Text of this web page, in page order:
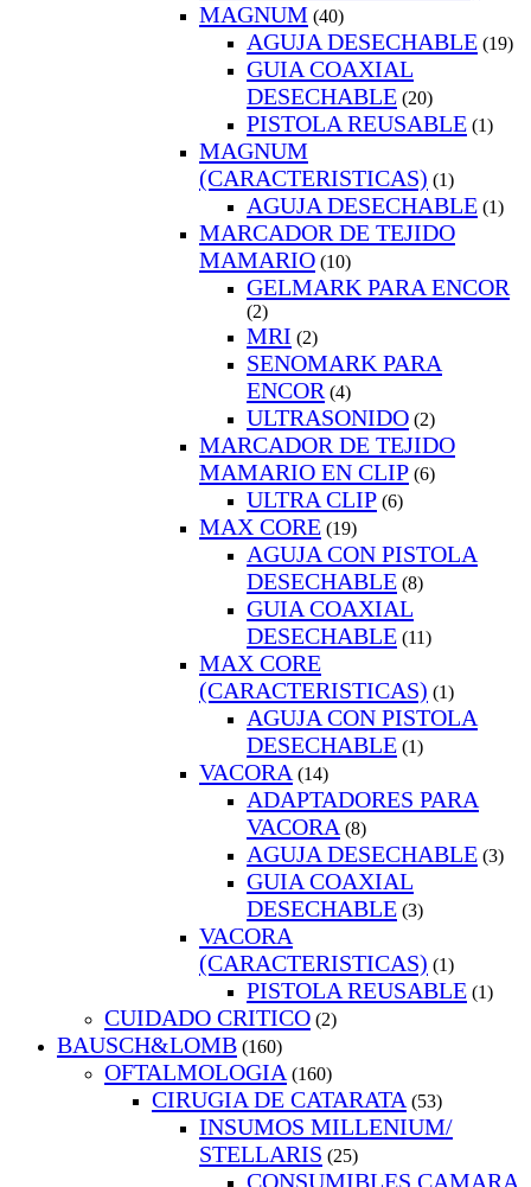
MAGNUM (40)
AGUJA DESECHABLE (19)
GUIA COAXIAL
DESECHABLE (20)
PISTOLA REUSABLE (1)
MAGNUM
(CARACTERISTICAS) (1)
AGUJA DESECHABLE (1)
MARCADOR DE TEJIDO
MAMARIO (10)
GELMARK PARA ENCOR
(2)
MRI (2)
SENOMARK PARA
ENCOR (4)
ULTRASONIDO (2)
MARCADOR DE TEJIDO
MAMARIO EN CLIP (6)
ULTRA CLIP (6)
MAX CORE (19)
AGUJA CON PISTOLA
DESECHABLE (8)
GUIA COAXIAL
DESECHABLE (11)
MAX CORE
(CARACTERISTICAS) (1)
AGUJA CON PISTOLA
DESECHABLE (1)
VACORA (14)
ADAPTADORES PARA
VACORA (8)
AGUJA DESECHABLE (3)
GUIA COAXIAL
DESECHABLE (3)
VACORA
(CARACTERISTICAS) (1)
PISTOLA REUSABLE (1)
CUIDADO CRITICO (2)
BAUSCH&LOMB (160)
OFTALMOLOGIA (160)
CIRUGIA DE CATARATA (53)
INSUMOS MILLENIUM/
STELLARIS (25)
CONSUMIBLES CAMARA